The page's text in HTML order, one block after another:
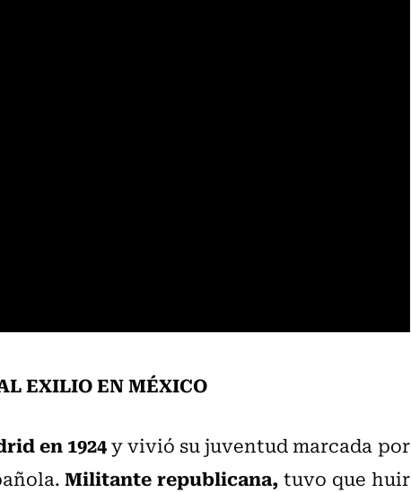
EXILIO EN MÉXICO
en 1924y vivió su juventud marcada por
Militante republicana,tuvo que huir